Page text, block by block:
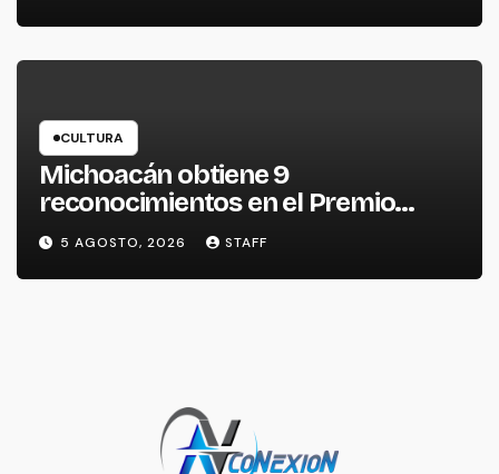
CULTURA
Michoacán obtiene 9
reconocimientos en el Premio
Nacional de la Cerámica
5 AGOSTO, 2026 STAFF